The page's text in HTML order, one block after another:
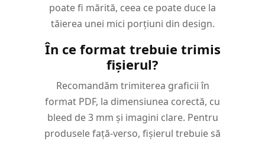
poate fi mărită, ceea ce poate duce la
tăierea unei mici porțiuni din design.
În ce format trebuie trimis
fișierul?
Recomandăm trimiterea graficii în
format PDF, la dimensiunea corectă, cu
bleed de 3 mm și imagini clare. Pentru
produsele față-verso, fișierul trebuie să